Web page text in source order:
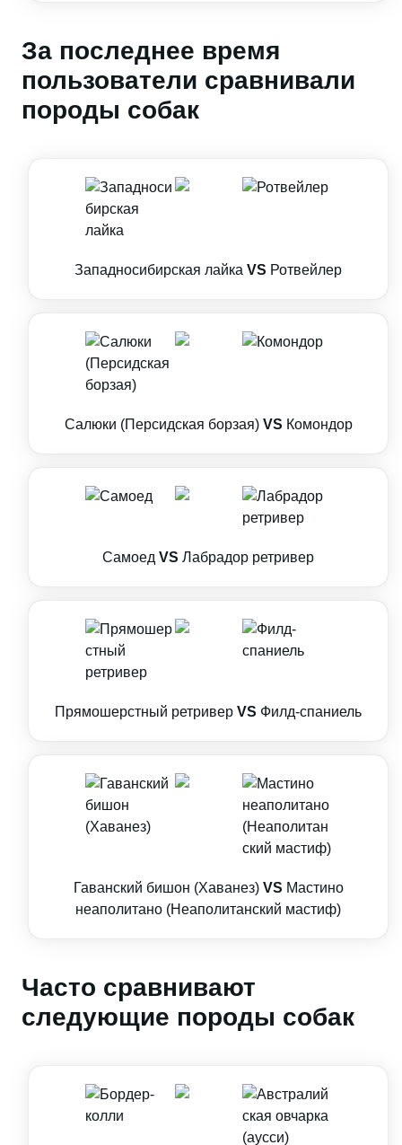
За последнее время
пользователи сравнивали
породы собак
Западносибирская лайка VS Ротвейлер
Салюки (Персидская борзая) VS Комондор
Самоед VS Лабрадор ретривер
Прямошерстный ретривер VS Филд-спаниель
Гаванский бишон (Хаванез) VS Мастино
неаполитано (Неаполитанский мастиф)
Часто сравнивают
следующие породы собак